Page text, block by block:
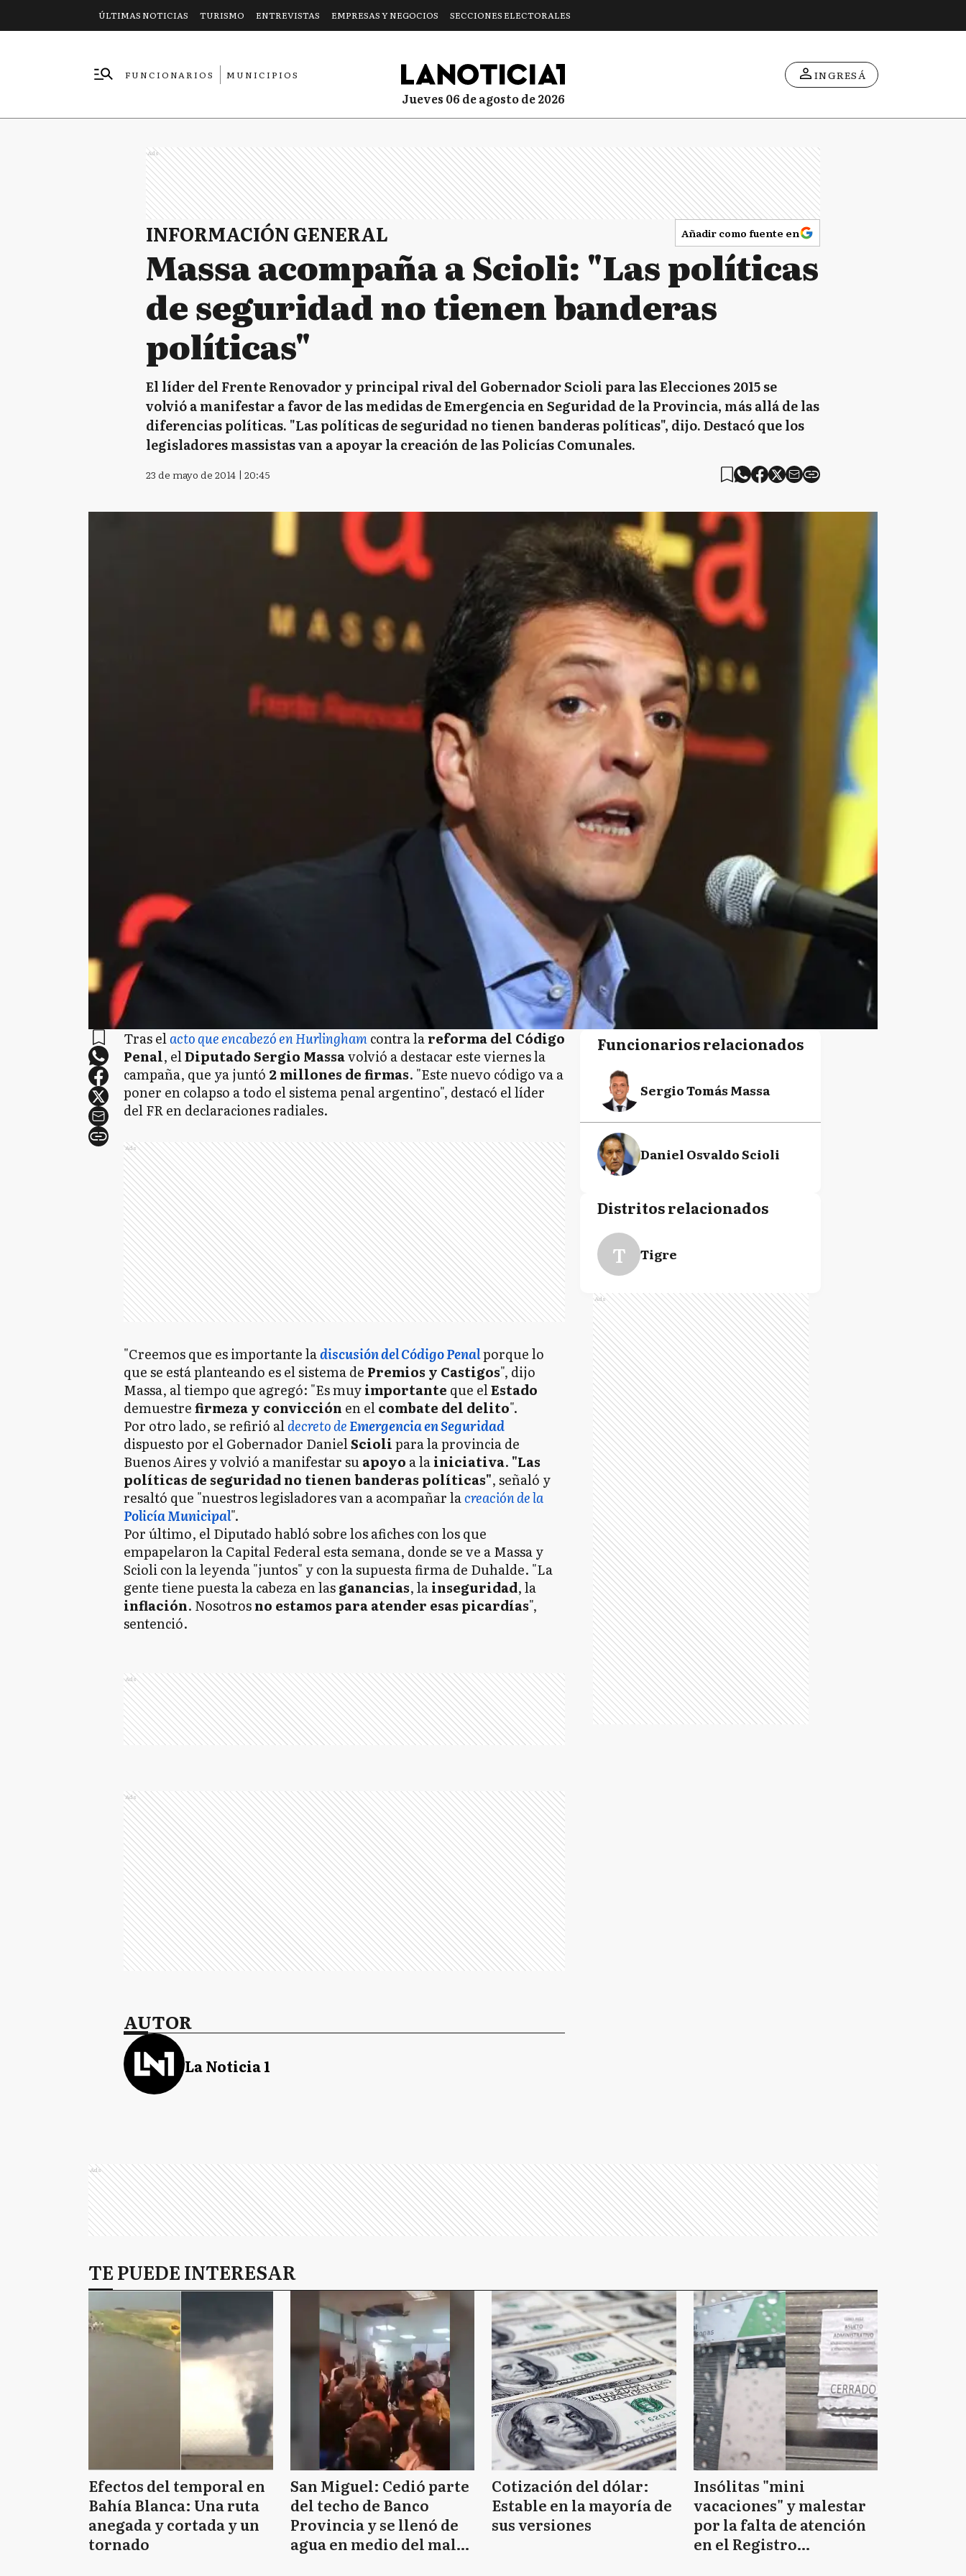
ÚLTIMAS NOTICIAS TURISMO ENTREVISTAS EMPRESAS Y NEGOCIOS SECCIONES ELECTORALES
FUNCIONARIOS
MUNICIPIOS
jueves 06 de agosto de 2026
INGRESÁ
Ads
INFORMACIÓN GENERAL Añadir como fuente en
Massa acompaña a Scioli: "Las políticas
de seguridad no tienen banderas
políticas"
El líder del Frente Renovador y principal rival del Gobernador Scioli para las Elecciones 2015 se
volvió a manifestar a favor de las medidas de Emergencia en Seguridad de la Provincia, más allá de las
diferencias políticas. "Las políticas de seguridad no tienen banderas políticas", dijo. Destacó que los
legisladores massistas van a apoyar la creación de las Policías Comunales.
23 de mayo de 2014 | 20:45
Tras elacto que encabezó en Hurlinghamcontra lareforma del Código
Penal, elDiputado Sergio Massavolvió a destacar este viernes la
campaña, que ya juntó 2 millones de firmas. "Este nuevo código va a
poner en colapso a todo el sistema penal argentino", destacó el líder
del FR en declaraciones radiales.
Ads
"Creemos que es importante ladiscusión del Código Penalporque lo
que se está planteando es el sistema de Premios y Castigos", dijo
Massa, al tiempo que agregó: "Es muyimportante que elEstado
demuestrefirmeza y convicción en elcombate del delito".
Por otro lado, se refirió aldecreto deEmergencia en Seguridad
dispuesto por el Gobernador DanielSciolipara la provincia de
Buenos Aires y volvió a manifestar suapoyo a lainiciativa. "Las
políticas de seguridad no tienen banderas políticas", señaló y
resaltó que "nuestros legisladores van a acompañar lacreación de la
Policía Municipal".
Por último, el Diputado habló sobre los afiches con los que
empapelaron la Capital Federal esta semana, donde se ve a Massa y
Scioli con la leyenda "juntos" y con la supuesta firma de Duhalde. "La
gente tiene puesta la cabeza en lasganancias, lainseguridad, la
inflación. Nosotrosno estamos para atender esas picardías",
sentenció.
Ads
Ads
AUTOR
La Noticia 1
Funcionarios relacionados
Sergio Tomás Massa
Daniel Osvaldo Scioli
Distritos relacionados
T Tigre
Ads
Ads
TE PUEDE INTERESAR
Efectos del temporal en
Bahía Blanca: Una ruta
anegada y cortada y un
tornado
San Miguel: Cedió parte
del techo de Banco
Provincia y se llenó de
agua en medio del mal
Cotización del dólar:
Estable en la mayoría de
sus versiones
Insólitas "mini
vacaciones" y malestar
por la falta de atención
en el Registro